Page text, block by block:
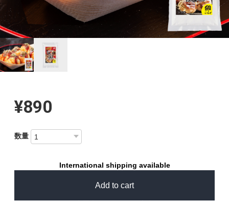
¥890
数量
International shipping available
Add to cart